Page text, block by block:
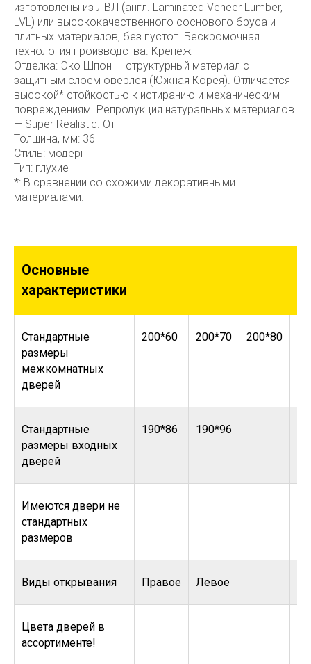
изготовлены из ЛВЛ (англ. Laminated Veneer Lumber,
LVL) или высококачественного соснового бруса и
плитных материалов, без пустот. Бескромочная
технология производства. Крепеж
Отделка: Эко Шпон — структурный материал с
защитным слоем оверлея (Южная Корея). Отличается
высокой* стойкостью к истиранию и механическим
повреждениям. Репродукция натуральных материалов
— Super Realistic. От
Толщина, мм: 36
Стиль: модерн
Тип: глухие
*: В сравнении со схожими декоративными
материалами.
Основные
характеристики
Стандартные
размеры
межкомнатных
дверей
200*60 200*70 200*80
Стандартные
размеры входных
дверей
190*86 190*96
Имеются двери не
стандартных
размеров
Виды открывания Правое Левое
Цвета дверей в
ассортименте!